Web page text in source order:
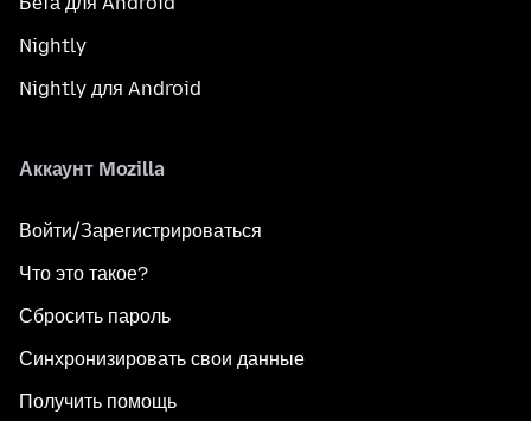
Nightly
Nightly для Android
Аккаунт Mozilla
Войти/Зарегистрироваться
Что это такое?
Сбросить пароль
Синхронизировать свои данные
Получить помощь